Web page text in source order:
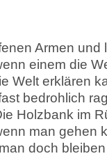
Armen und
einem die
Welt erklären
bedrohlich
Holzbank im
man gehen
doch